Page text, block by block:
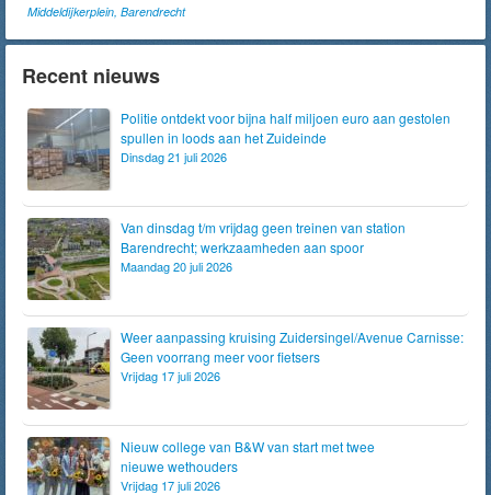
Middeldijkerplein, Barendrecht
Recent nieuws
Politie ontdekt voor bijna half miljoen euro aan gestolen
spullen in loods aan het Zuideinde
Dinsdag 21 juli 2026
Van dinsdag t/m vrijdag geen treinen van station
Barendrecht; werkzaamheden aan spoor
Maandag 20 juli 2026
Weer aanpassing kruising Zuidersingel/Avenue Carnisse:
Geen voorrang meer voor fietsers
Vrijdag 17 juli 2026
Nieuw college van B&W van start met twee
nieuwe wethouders
Vrijdag 17 juli 2026